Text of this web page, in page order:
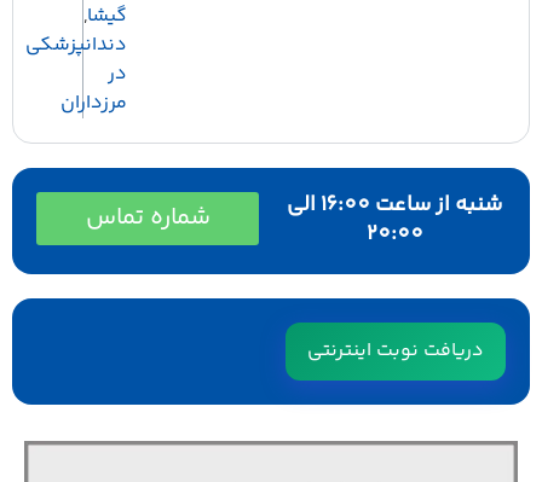
گیشا,
دندانپزشکی
مرزداران
شنبه از ساعت 16:00 الی
20:00
شماره تماس
دریافت نوبت اینترنتی